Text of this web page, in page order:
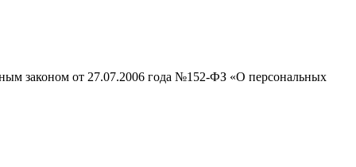
законом от 27.07.2006 года №152-ФЗ «О персональных